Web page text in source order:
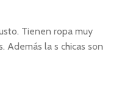
Tienen ropa muy
Además la s chicas son